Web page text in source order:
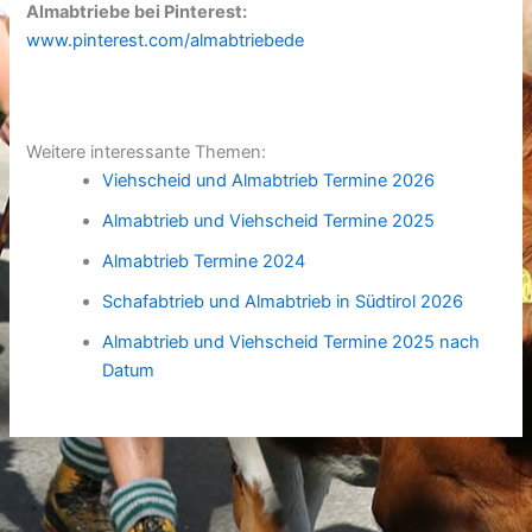
Almabtriebe bei Pinterest:
www.pinterest.com/almabtriebede
Weitere interessante Themen:
Viehscheid und Almabtrieb Termine 2026
Almabtrieb und Viehscheid Termine 2025
Almabtrieb Termine 2024
Schafabtrieb und Almabtrieb in Südtirol 2026
Almabtrieb und Viehscheid Termine 2025 nach
Datum